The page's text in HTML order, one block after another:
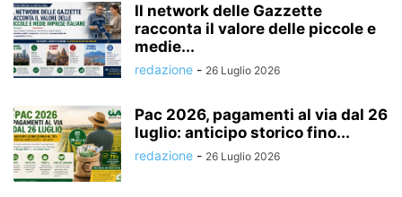
Il network delle Gazzette
racconta il valore delle piccole e
medie...
redazione - 26 Luglio 2026
Pac 2026, pagamenti al via dal 26
luglio: anticipo storico fino...
redazione - 26 Luglio 2026